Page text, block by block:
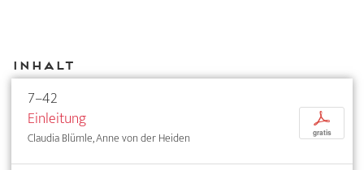
Inhalt
7–42
Einleitung
Claudia Blümle, Anne von der Heiden
p
gratis